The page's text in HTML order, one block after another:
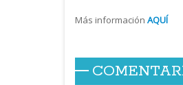
Más información AQUÍ